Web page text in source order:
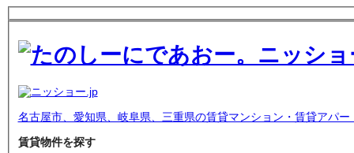
名古屋市、愛知県、岐阜県、三重県の賃貸マンション・賃貸アパー
賃貸物件を探す